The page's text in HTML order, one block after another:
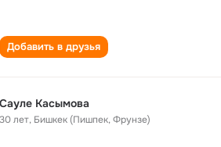
Добавить в друзья
Сауле Касымова
30 лет, Бишкек (Пишпек, Фрунзе)